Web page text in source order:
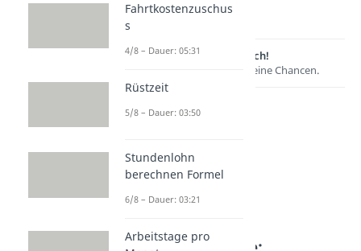
Lernen lohnt sich!
Entdecke hier deine Chancen.
Fahrtkostenzuschus
s
4/8 – Dauer: 05:31
Rüstzeit
5/8 – Dauer: 03:50
Stundenlohn
berechnen Formel
6/8 – Dauer: 03:21
Arbeitstage pro